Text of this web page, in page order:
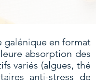
galénique en format
absorption des
variés (algues, thé
anti-stress de